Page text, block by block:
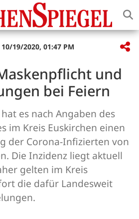
19/2020, 01:47 PM
und
bei Feiern
es nach Angaben des
im Kreis Euskirchen einen
der Corona-Infizierten von
Die Inzidenz liegt aktuell
gelten im Kreis
die dafür Landesweit